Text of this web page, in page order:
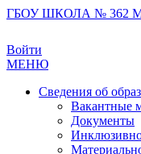
ГБОУ ШКОЛА № 362
Войти
МЕНЮ
Сведения об
Вакантные
Документы